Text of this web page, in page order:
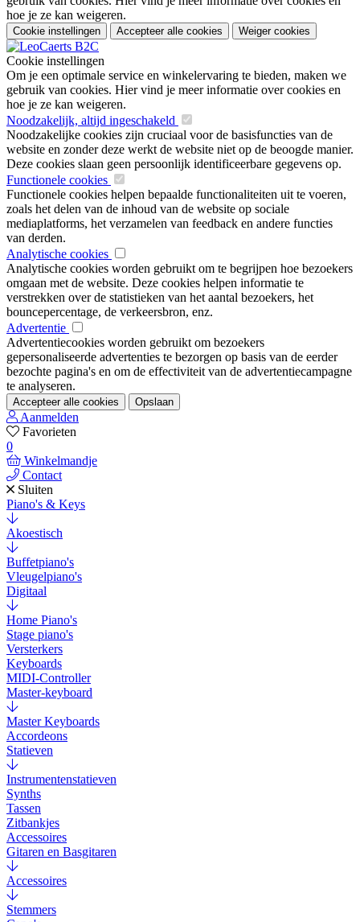
hoe je ze kan weigeren.
Cookie instellingen Accepteer alle cookies Weiger cookies
Cookie instellingen
Om je een optimale service en winkelervaring te bieden, maken we
gebruik van cookies. Hier vind je meer informatie over cookies en
hoe je ze kan weigeren.
Noodzakelijk, altijd ingeschakeld
Noodzakelijke cookies zijn cruciaal voor de basisfuncties van de
website en zonder deze werkt de website niet op de beoogde manier.
Deze cookies slaan geen persoonlijk identificeerbare gegevens op.
Functionele cookies
Functionele cookies helpen bepaalde functionaliteiten uit te voeren,
zoals het delen van de inhoud van de website op sociale
mediaplatforms, het verzamelen van feedback en andere functies
van derden.
Analytische cookies
Analytische cookies worden gebruikt om te begrijpen hoe bezoekers
omgaan met de website. Deze cookies helpen informatie te
verstrekken over de statistieken van het aantal bezoekers, het
bouncepercentage, de verkeersbron, enz.
Advertentie
Advertentiecookies worden gebruikt om bezoekers
gepersonaliseerde advertenties te bezorgen op basis van de eerder
bezochte pagina's en om de effectiviteit van de advertentiecampagne
te analyseren.
Accepteer alle cookies Opslaan
Aanmelden
Favorieten
0
Winkelmandje
Contact
Sluiten
Piano's & Keys
Akoestisch
Buffetpiano's
Vleugelpiano's
Digitaal
Home Piano's
Stage piano's
Versterkers
Keyboards
MIDI-Controller
Master-keyboard
Master Keyboards
Accordeons
Statieven
Instrumentenstatieven
Synths
Tassen
Zitbankjes
Accessoires
Gitaren en Basgitaren
Accessoires
Stemmers